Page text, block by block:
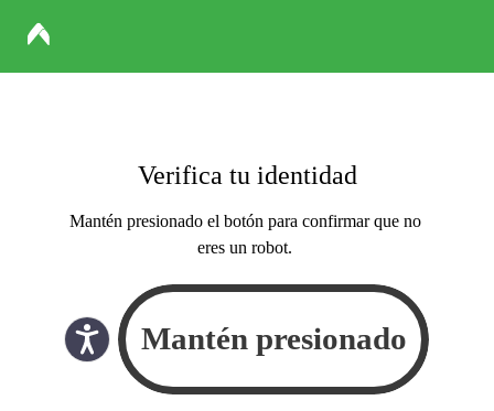
Verifica tu identidad
Mantén presionado el botón para confirmar que no
eres un robot.